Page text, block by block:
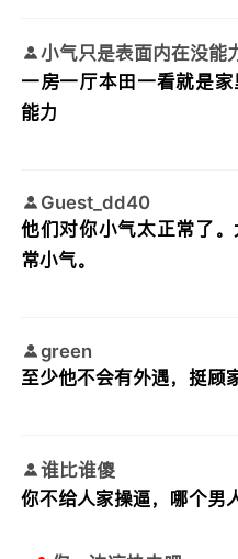
小气只是表面内在没能
一房一厅本田一看就是
能力
Guest_dd40
他们对你小气太正常了
常小气。
green
至少他不会有外遇，挺顾
谁比谁傻
你不给人家操逼，哪个男